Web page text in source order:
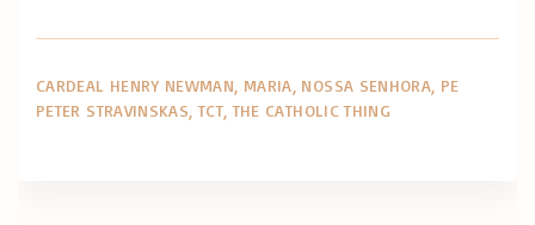
CARDEAL HENRY NEWMAN MARIA NOSSA SENHORA PE
PETER STRAVINSKAS TCT THE CATHOLIC THING